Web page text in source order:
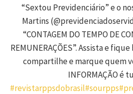
“Sextou Previdenciário” e o
Martins
“CONTAGEM DO TEMPO DE
REMUNERAÇÕES”. Assista e
compartilhe e marque quem
INFORMAÇÃO é
#revistarppsdobrasil#sourpps